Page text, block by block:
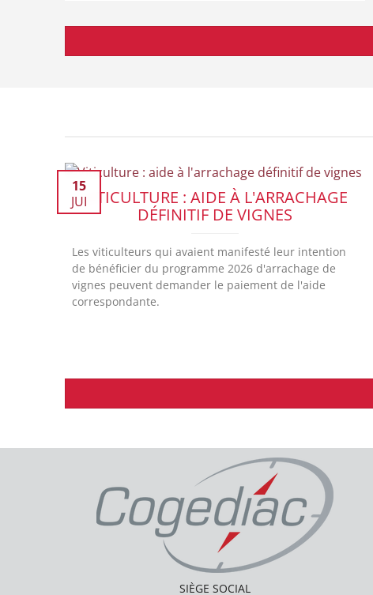
VITICULTURE : AIDE À L'ARRACHAGE
DÉFINITIF DE VIGNES
15
JUI
Les viticulteurs qui avaient manifesté leur intention
de bénéficier du programme 2026 d'arrachage de
vignes peuvent demander le paiement de l'aide
correspondante.
SIÈGE SOCIAL